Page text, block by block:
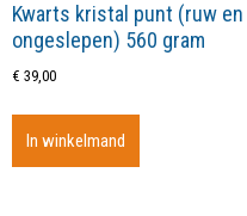
Kwarts kristal punt (ruw en
ongeslepen) 560 gram
€ 39,00
In winkelmand